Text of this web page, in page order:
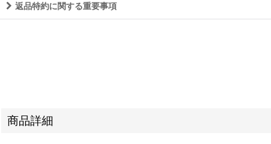
返品特約に関する重要事項
商品詳細